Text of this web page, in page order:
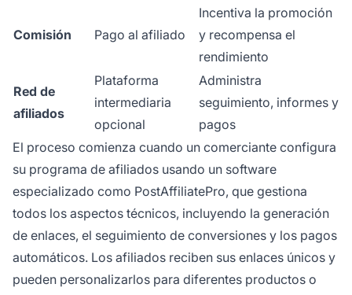
Comisión Pago al afiliado
Incentiva la promoción
y recompensa el
rendimiento
Red de
afiliados
Plataforma
intermediaria
opcional
Administra
seguimiento, informes y
pagos
El proceso comienza cuando un comerciante configura
su programa de afiliados usando un software
especializado como PostAffiliatePro, que gestiona
todos los aspectos técnicos, incluyendo la generación
de enlaces, el seguimiento de conversiones y los pagos
automáticos. Los afiliados reciben sus enlaces únicos y
pueden personalizarlos para diferentes productos o